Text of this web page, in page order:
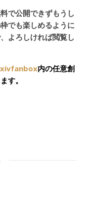
で公開できずもうし
でも楽しめるように
よろしければ閲覧し
内の任意創
す。